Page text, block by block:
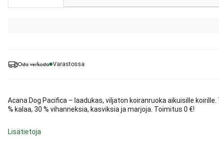
Osta verkosta Varastossa
Acana Dog Pacifica – laadukas, viljaton koiranruoka aikuisille koirille.
% kalaa, 30 % vihanneksia, kasviksia ja marjoja. Toimitus 0 €!
Lisätietoja